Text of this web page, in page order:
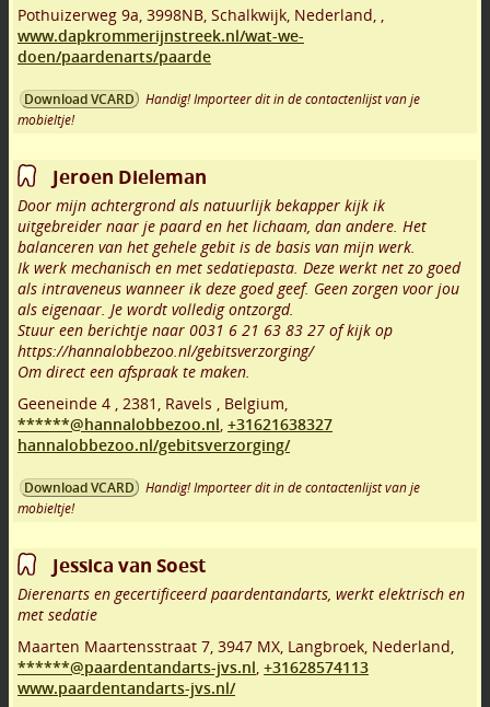
Pothuizerweg 9a 3998NB Schalkwijk Nederland,
www.dapkrommerijnstreek.nl/wat-we-
doen/paardenarts/paarde
Download VCARD
Handig! Importeer dit in de contactenlijst van je
mobieltje!
Jeroen Dieleman
Door mijn achtergrond als natuurlijk bekapper kijk ik
uitgebreider naar je paard en het lichaam, dan andere. Het
balanceren van het gehele gebit is de basis van mijn werk.
Ik werk mechanisch en met sedatiepasta. Deze werkt net zo goed
als intraveneus wanneer ik deze goed geef. Geen zorgen voor jou
als eigenaar. Je wordt volledig ontzorgd.
Stuur een berichtje naar 0031 6 21 63 83 27 of kijk op
https://hannalobbezoo.nl/gebitsverzorging/
Om direct een afspraak te maken.
Geeneinde 4
2381 Ravels
Belgium,
******@hannalobbezoo.nl +31621638327
hannalobbezoo.nl/gebitsverzorging/
Download VCARD
Handig! Importeer dit in de contactenlijst van je
mobieltje!
Jessica van Soest
Dierenarts en gecertificeerd paardentandarts, werkt elektrisch en
met sedatie
Maarten Maartensstraat 7 3947 MX Langbroek Nederland,
******@paardentandarts-jvs.nl +31628574113
www.paardentandarts-jvs.nl/